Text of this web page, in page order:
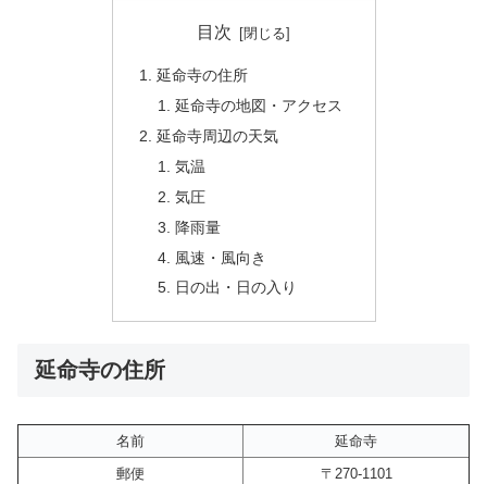
目次
延命寺の住所
延命寺の地図・アクセス
延命寺周辺の天気
気温
気圧
降雨量
風速・風向き
日の出・日の入り
延命寺の住所
名前
延命寺
郵便
〒270-1101